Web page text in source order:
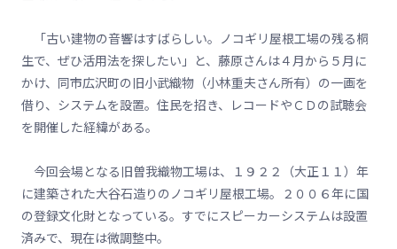
「古い建物の音響はすばらしい。ノコギリ屋根工場の残る桐
生で、ぜひ活用法を探したい」と、藤原さんは４月から５月に
かけ、同市広沢町の旧小武織物（小林重夫さん所有）の一画を
借り、システムを設置。住民を招き、レコードやＣＤの試聴会
を開催した経緯がある。
今回会場となる旧曽我織物工場は、１９２２（大正１１）年
に建築された大谷石造りのノコギリ屋根工場。２００６年に国
の登録文化財となっている。すでにスピーカーシステムは設置
済みで、現在は微調整中。